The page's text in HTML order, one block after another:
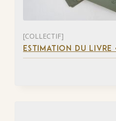
[COLLECTIF]
ESTIMATION DU